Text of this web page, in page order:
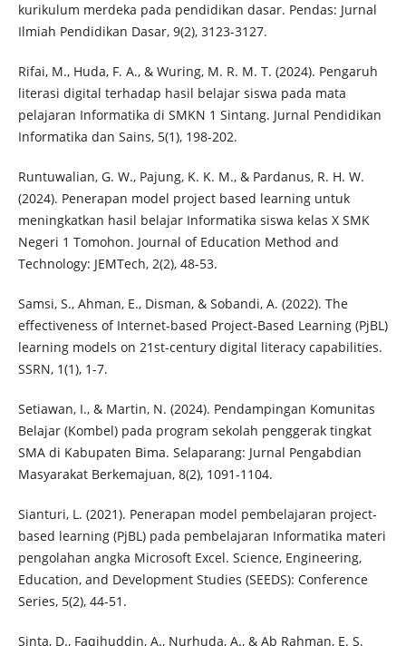
kurikulum merdeka pada pendidikan dasar. Pendas: Jurnal
Ilmiah Pendidikan Dasar, 9(2), 3123-3127.
Rifai, M., Huda, F. A., & Wuring, M. R. M. T. (2024). Pengaruh
literasi digital terhadap hasil belajar siswa pada mata
pelajaran Informatika di SMKN 1 Sintang. Jurnal Pendidikan
Informatika dan Sains, 5(1), 198-202.
Runtuwalian, G. W., Pajung, K. K. M., & Pardanus, R. H. W.
(2024). Penerapan model project based learning untuk
meningkatkan hasil belajar Informatika siswa kelas X SMK
Negeri 1 Tomohon. Journal of Education Method and
Technology: JEMTech, 2(2), 48-53.
Samsi, S., Ahman, E., Disman, & Sobandi, A. (2022). The
effectiveness of Internet-based Project-Based Learning (PjBL)
learning models on 21st-century digital literacy capabilities.
SSRN, 1(1), 1-7.
Setiawan, I., & Martin, N. (2024). Pendampingan Komunitas
Belajar (Kombel) pada program sekolah penggerak tingkat
SMA di Kabupaten Bima. Selaparang: Jurnal Pengabdian
Masyarakat Berkemajuan, 8(2), 1091-1104.
Sianturi, L. (2021). Penerapan model pembelajaran project-
based learning (PjBL) pada pembelajaran Informatika materi
pengolahan angka Microsoft Excel. Science, Engineering,
Education, and Development Studies (SEEDS): Conference
Series, 5(2), 44-51.
Sinta, D., Faqihuddin, A., Nurhuda, A., & Ab Rahman, E. S.